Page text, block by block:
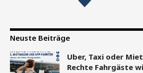
Neuste Beiträge
Uber, Taxi oder
Rechte Fahrgäste